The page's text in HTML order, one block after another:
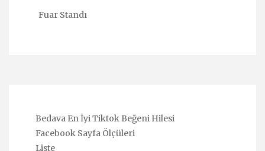
Fuar Standı
Bedava En İyi Tiktok Beğeni Hilesi
Facebook Sayfa Ölçüleri
Liste